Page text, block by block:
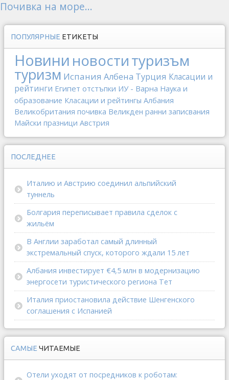
Почивка на море...
ПОПУЛЯРНЫЕ ЕТИКЕТЫ
Новини новоституризъм
туризм Испания Албена Турция Класации и
рейтинги Египет отстъпки ИУ - Варна Наука и
образование Класации и рейтингы Албания
Великобритания почивка Великден ранни записвания
Майски празници Австрия
ПОСЛЕДНЕЕ
Италию и Австрию соединил альпийский
туннель
Болгария переписывает правила сделок с
жильём
В Англии заработал самый длинный
экстремальный спуск, которого ждали 15 лет
Албания инвестирует €4,5 млн в модернизацию
энергосети туристического региона Тет
Италия приостановила действие Шенгенского
соглашения с Испанией
САМЫЕ ЧИТАЕМЫЕ
Отели уходят от посредников к роботам: